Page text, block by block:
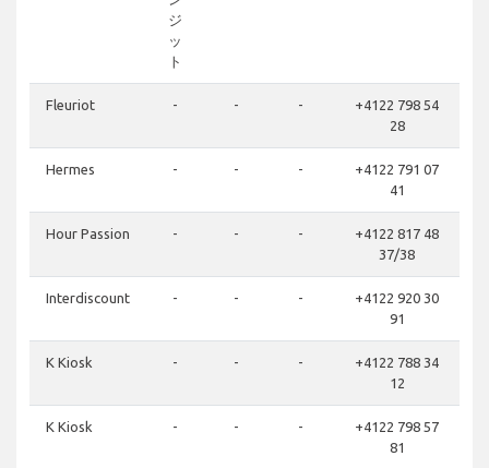
ジ
ッ
ト
Fleuriot - - -
+4122 798 54
28
Hermes - - -
+4122 791 07
41
Hour Passion - - -
+4122 817 48
37/38
Interdiscount - - -
+4122 920 30
91
K Kiosk - - -
+4122 788 34
12
K Kiosk - - -
+4122 798 57
81